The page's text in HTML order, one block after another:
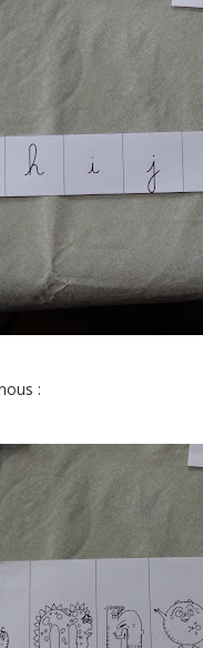
: